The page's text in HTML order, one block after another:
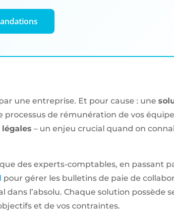
une entreprise. Et pour cause : une
de rémunération de vos
– un enjeu crucial quand on
des experts-comptables, en passant
pour gérer les bulletins de paie de
dans l’absolu. Chaque solution possède
et de vos contraintes.